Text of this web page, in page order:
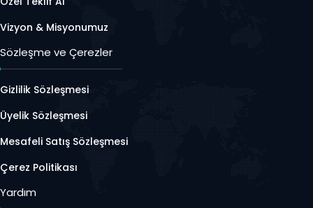
Vizyon & Misyonumuz
Sözleşme ve Çerezler
Gizlilik Sözleşmesi
Üyelik Sözleşmesi
Mesafeli Satış Sözleşmesi
Çerez Politikası
Yardım